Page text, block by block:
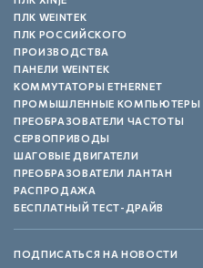
ПЛК WEINTEK
ПЛК РОССИЙСКОГО
ПРОИЗВОДСТВА
ПАНЕЛИ WEINTEK
КОММУТАТОРЫ ETHERNET
ПРОМЫШЛЕННЫЕ КОМПЬЮТЕРЫ
ПРЕОБРАЗОВАТЕЛИ ЧАСТОТЫ
СЕРВОПРИВОДЫ
ШАГОВЫЕ ДВИГАТЕЛИ
ПРЕОБРАЗОВАТЕЛИ ЛАНТАН
РАСПРОДАЖА
БЕСПЛАТНЫЙ ТЕСТ-ДРАЙВ
ПОДПИСАТЬСЯ НА НОВОСТИ